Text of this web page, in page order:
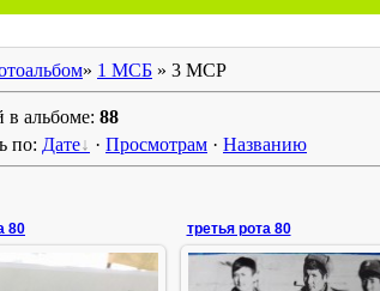
» 1 МСБ » 3 МСР
альбоме: 88
по: Дате · Просмотрам · Названию
80 третья рота 80